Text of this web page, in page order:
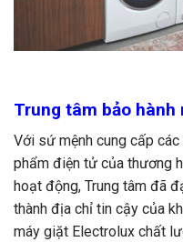
Trung tâm bảo
Với sứ mệnh cung cấp
phẩm điện tử của thương
hoạt động, Trung tâm đã
thành địa chỉ tin cậy của
máy giặt Electrolux chất